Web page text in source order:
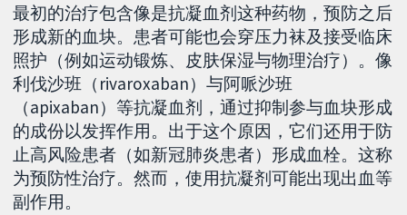
最初的治疗包含像是抗凝血剂这种药物，预防之后
形成新的血块。患者可能也会穿压力袜及接受临床
照护（例如运动锻炼、皮肤保湿与物理治疗）。像
利伐沙班（rivaroxaban）与阿哌沙班
（apixaban）等抗凝血剂，通过抑制参与血块形成
的成份以发挥作用。出于这个原因，它们还用于防
止高风险患者（如新冠肺炎患者）形成血栓。这称
为预防性治疗。然而，使用抗凝剂可能出现出血等
副作用。